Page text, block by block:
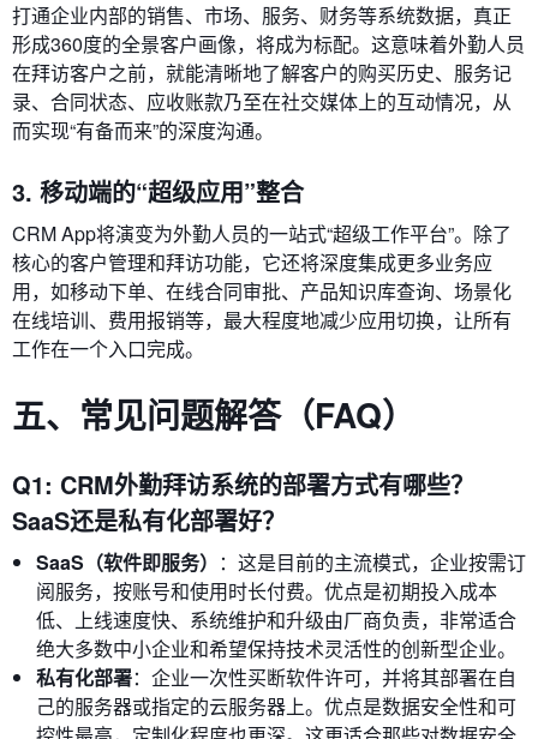
打通企业内部的销售、市场、服务、财务等系统数据，真正
形成360度的全景客户画像，将成为标配。这意味着外勤人员
在拜访客户之前，就能清晰地了解客户的购买历史、服务记
录、合同状态、应收账款乃至在社交媒体上的互动情况，从
而实现“有备而来”的深度沟通。
3. 移动端的“超级应用”整合
CRM App将演变为外勤人员的一站式“超级工作平台”。除了
核心的客户管理和拜访功能，它还将深度集成更多业务应
用，如移动下单、在线合同审批、产品知识库查询、场景化
在线培训、费用报销等，最大程度地减少应用切换，让所有
工作在一个入口完成。
五、常见问题解答（FAQ）
Q1: CRM外勤拜访系统的部署方式有哪些？
SaaS还是私有化部署好？
SaaS（软件即服务） ：这是目前的主流模式，企业按需订
阅服务，按账号和使用时长付费。优点是初期投入成本
低、上线速度快、系统维护和升级由厂商负责，非常适合
绝大多数中小企业和希望保持技术灵活性的创新型企业。
私有化部署：企业一次性买断软件许可，并将其部署在自
己的服务器或指定的云服务器上。优点是数据安全性和可